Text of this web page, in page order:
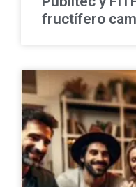
fructífero